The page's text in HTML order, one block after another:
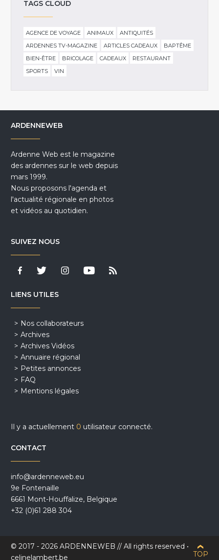
TAGS CLOUD
AGENCE DE VOYAGE ANIMAUX
ANTIQUITÉS
ARDENNES TV-MAGAZINE
ARTICLES CADEAUX
BAPTÊME
BIEN-ÊTRE
BRICOLAGE CADEAUX
RESTAURANT
SPORTS
VIN
ARDENNEWEB
Ardenne Web est le magazine
des ardennes sur le web depuis
mars 1999.
Nous proposons l'agenda et
l'actualité régionale en photos
et vidéos au quotidien.
SUIVEZ NOUS
LIENS UTILES
Nos collaborateurs
Archives
Archives Vidéos
Annuaire régional
Petites annonces
FAQ
Mentions légales
Il y a actuellement 0 utilisateur connecté.
CONTACT
info@ardenneweb.eu
9e Fontenaille
6661 Mont-Houffalize, Belgique
+32 (0)61 288 304
© 2017 - 2026 ARDENNEWEB // All rights reserved •
celinelambert.be
TOP